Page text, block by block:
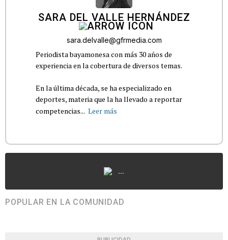
SARA DEL VALLE HERNÁNDEZ
sara.delvalle@gfrmedia.com
Periodista bayamonesa con más 30 años de
experiencia en la cobertura de diversos temas.
En la última década, se ha especializado en
deportes, materia que la ha llevado a reportar
competencias... Leer más
...
POPULAR EN LA COMUNIDAD